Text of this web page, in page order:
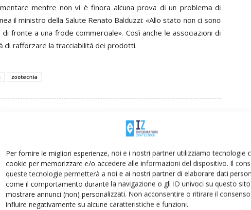
Per fornire le migliori esperienze, noi e i nostri partner utilizziamo tecnologie
cookie per memorizzare e/o accedere alle informazioni del dispositivo. Il
queste tecnologie permetterà a noi e ai nostri partner di elaborare dati
come il comportamento durante la navigazione o gli ID univoci su questo
mostrare annunci (non) personalizzati. Non acconsentire o ritirare il
influire negativamente su alcune caratteristiche e funzioni.
mentre non vi è finora alcuna prova di un problema di
il ministro della Salute Renato Balduzzi: «Allo stato non ci sono
di fronte a una frode commerciale». Così anche le associazioni di
di rafforzare la tracciabilità dei prodotti.
zootecnia
Email